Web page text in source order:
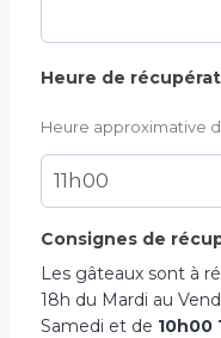
Heure de
Heure approximative
Consignes de
Les gâteaux sont à
18h du Mardi au
Samedi et de 10h00